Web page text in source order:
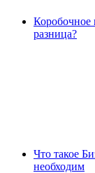
Коробочное
разница?
Что такое
необходим